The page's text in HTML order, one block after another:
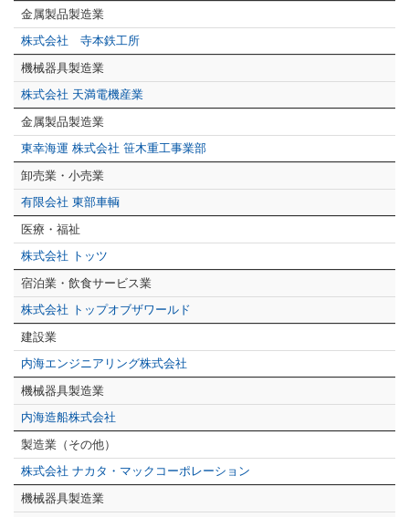
金属製品製造業
株式会社 寺本鉄工所
機械器具製造業
株式会社 天満電機産業
金属製品製造業
東幸海運 株式会社 笹木重工事業部
卸売業・小売業
有限会社 東部車輌
医療・福祉
株式会社 トッツ
宿泊業・飲食サービス業
株式会社 トップオブザワールド
建設業
内海エンジニアリング株式会社
機械器具製造業
内海造船株式会社
製造業（その他）
株式会社 ナカタ・マックコーポレーション
機械器具製造業